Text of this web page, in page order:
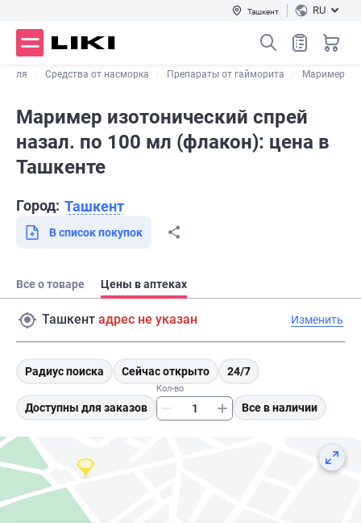
Ташкент RU
Средства от насморка Препараты от гайморита Маример
Маример изотонический спрей
назал. по 100 мл (флакон): цена в
Ташкенте
Город: Ташкент
В список покупок
Все о товаре Цены в аптеках
Ташкент адрес не указан Изменить
Радиус поиска Сейчас открыто 24/7
Доступны для заказов
Кол-во
Все в наличии